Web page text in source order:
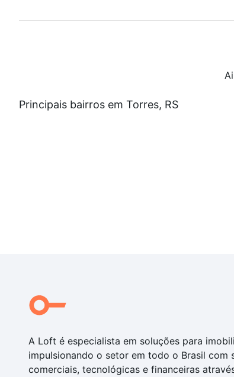
Principais bairros em Torres, RS
A Loft é especialista em soluções para
impulsionando o setor em todo o Brasil com
comerciais, tecnológicas e financeiras